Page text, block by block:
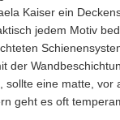
Kaiser ein
jedem Motiv
der
sollte eine matte,
geht es oft